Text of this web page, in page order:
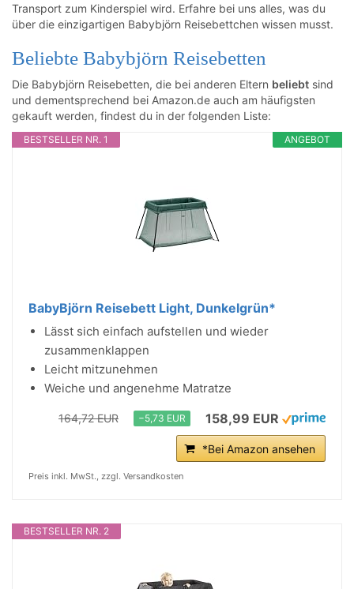
Transport zum Kinderspiel wird. Erfahre bei uns alles, was du
über die einzigartigen Babybjörn Reisebettchen wissen musst.
Beliebte Babybjörn Reisebetten
Die Babybjörn Reisebetten, die bei anderen Eltern beliebt sind
und dementsprechend bei Amazon.de auch am häufigsten
gekauft werden, findest du in der folgenden Liste:
ANGEBOT
BESTSELLER NR. 1
BabyBjörn Reisebett Light, Dunkelgrün*
Lässt sich einfach aufstellen und wieder
zusammenklappen
Leicht mitzunehmen
Weiche und angenehme Matratze
164,72 EUR −5,73 EUR 158,99 EUR
*Bei Amazon ansehen
Preis inkl. MwSt., zzgl. Versandkosten
BESTSELLER NR. 2